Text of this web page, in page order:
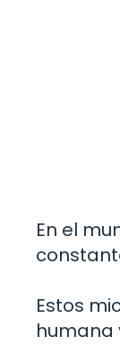
En el
Estos
humana